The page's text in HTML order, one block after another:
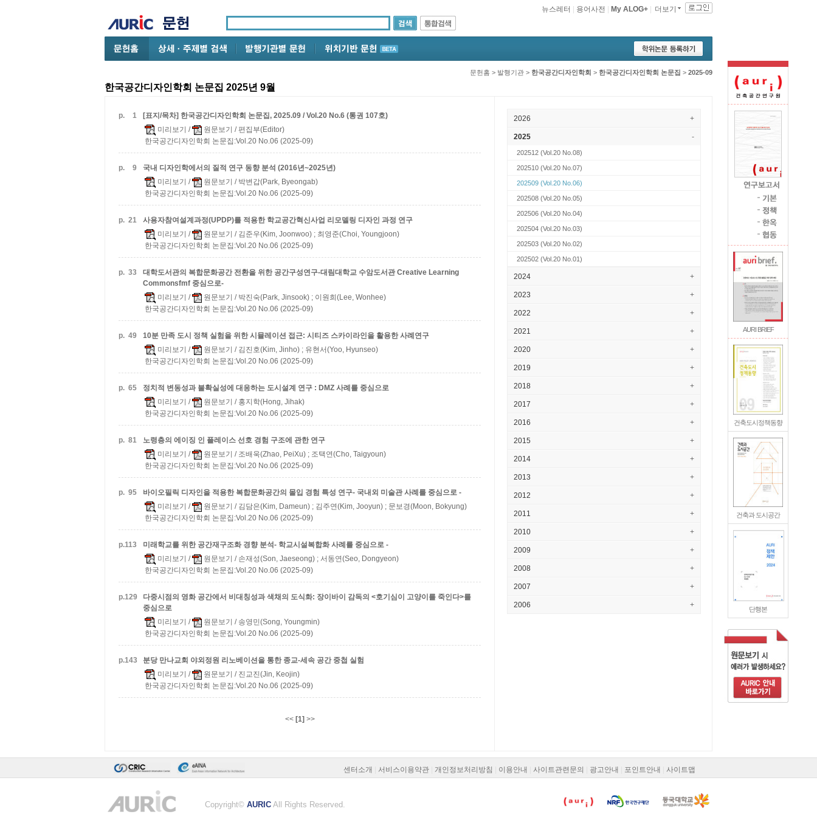
AURI BRIEF
건축도시정책동향
건축과 도시공간
단행본
더보기
My ALOG+
용어사전
뉴스레터
문헌홈 > 발행기관 > 한국공간디자인학회 > 한국공간디자인학회 논문집 > 2025-09
한국공간디자인학회 논문집 2025년 9월
p. 1
[표지/목차] 한국공간디자인학회 논문집, 2025.09 / Vol.20 No.6 (통권 107호)
미리보기 / 원문보기 / 편집부(Editor)
한국공간디자인학회 논문집:Vol.20 No.06 (2025-09)
p. 9
국내 디자인학에서의 질적 연구 동향 분석 (2016년~2025년)
미리보기 / 원문보기 / 박변갑(Park, Byeongab)
한국공간디자인학회 논문집:Vol.20 No.06 (2025-09)
p. 21
사용자참여설계과정(UPDP)를 적용한 학교공간혁신사업 리모델링 디자인 과정 연구
미리보기 / 원문보기 / 김준우(Kim, Joonwoo) ; 최영준(Choi, Youngjoon)
한국공간디자인학회 논문집:Vol.20 No.06 (2025-09)
p. 33
대학도서관의 복합문화공간 전환을 위한 공간구성연구-대림대학교 수암도서관 Creative Learning
Commonsfmf 중심으로-
미리보기 / 원문보기 / 박진숙(Park, Jinsook) ; 이원희(Lee, Wonhee)
한국공간디자인학회 논문집:Vol.20 No.06 (2025-09)
p. 49
10분 만족 도시 정책 실험을 위한 시뮬레이션 접근: 시티즈 스카이라인을 활용한 사례연구
미리보기 / 원문보기 / 김진호(Kim, Jinho) ; 유현서(Yoo, Hyunseo)
한국공간디자인학회 논문집:Vol.20 No.06 (2025-09)
p. 65
정치적 변동성과 불확실성에 대응하는 도시설계 연구 : DMZ 사례를 중심으로
미리보기 / 원문보기 / 홍지학(Hong, Jihak)
한국공간디자인학회 논문집:Vol.20 No.06 (2025-09)
p. 81
노령층의 에이징 인 플레이스 선호 경험 구조에 관한 연구
미리보기 / 원문보기 / 조배욱(Zhao, PeiXu) ; 조택연(Cho, Taigyoun)
한국공간디자인학회 논문집:Vol.20 No.06 (2025-09)
p. 95
바이오필릭 디자인을 적용한 복합문화공간의 몰입 경험 특성 연구- 국내외 미술관 사례를 중심으로 -
미리보기 / 원문보기 / 김담은(Kim, Dameun) ; 김주연(Kim, Jooyun) ; 문보경(Moon, Bokyung)
한국공간디자인학회 논문집:Vol.20 No.06 (2025-09)
p.113
미래학교를 위한 공간재구조화 경향 분석- 학교시설복합화 사례를 중심으로 -
미리보기 / 원문보기 / 손재성(Son, Jaeseong) ; 서동연(Seo, Dongyeon)
한국공간디자인학회 논문집:Vol.20 No.06 (2025-09)
p.129
다중시점의 영화 공간에서 비대칭성과 색채의 도식화: 장이바이 감독의 <호기심이 고양이를 죽인다>를
중심으로
미리보기 / 원문보기 / 송영민(Song, Youngmin)
한국공간디자인학회 논문집:Vol.20 No.06 (2025-09)
p.143
분당 만나교회 야외정원 리노베이션을 통한 종교-세속 공간 중첩 실험
미리보기 / 원문보기 / 진교진(Jin, Keojin)
한국공간디자인학회 논문집:Vol.20 No.06 (2025-09)
<< [1] >>
2026 +
2025 -
202512 (Vol.20 No.08)
202510 (Vol.20 No.07)
202509 (Vol.20 No.06)
202508 (Vol.20 No.05)
202506 (Vol.20 No.04)
202504 (Vol.20 No.03)
202503 (Vol.20 No.02)
202502 (Vol.20 No.01)
2024 +
2023 +
2022 +
2021 +
2020 +
2019 +
2018 +
2017 +
2016 +
2015 +
2014 +
2013 +
2012 +
2011 +
2010 +
2009 +
2008 +
2007 +
2006 +
센터소개 서비스이용약관 개인정보처리방침 이용안내 사이트관련문의 광고안내 포인트안내 사이트맵
Copyright© AURIC All Rights Reserved.